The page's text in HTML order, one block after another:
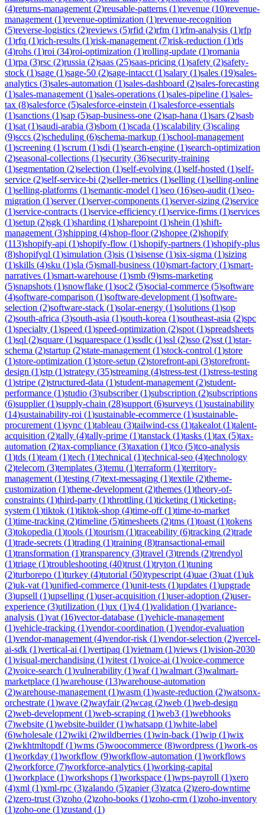
(4)returns-management (2)reusable-patterns (1)revenue (10)revenue-
management (1)revenue-optimization (1)revenue-recognition
(5)reverse-logistics (2)reviews (5)rfid (2)rfm (1)rfm-analysis (1)rfp
(1)rfq (1)rich-results (1)risk-management (7)risk-reduction (1)rls
(4)rohs (1)roi (34)roi-optimization (1)rolling-update (1)romania
(1)rpa (3)rsc (2)russia (2)saas (25)saas-pricing (1)safety (2)safety-
stock (1)sage (1)sage-50 (2)sage-intacct (1)salary (1)sales (19)sales-
analytics (3)sales-automation (1)sales-dashboard (2)sales-forecasting
(1)sales-management (1)sales-operations (1)sales-pipeline (1)sales-
tax (8)salesforce (5)salesforce-einstein (1)salesforce-essentials
(1)sanctions (1)sap (5)sap-business-one (2)sap-hana (1)sars (2)sasb
(1)sat (1)saudi-arabia (3)sbom (1)scada (1)scalability (3)scaling
(9)sccs (2)scheduling (6)schema-markup (1)school-management
(1)screening (1)scrum (1)sdi (1)search-engine (1)search-optimization
(2)seasonal-collections (1)security (36)security-training
(1)segmentation (2)selection (1)self-evolving (1)self-hosted (1)self-
service (2)self-service-bi (2)seller-metrics (1)selling (1)selling-online
(1)selling-platforms (1)semantic-model (1)seo (16)seo-audit (1)seo-
migration (1)server(1)server-components (1)server-sizing (2)service
(1)service-contracts (1)service-efficiency (1)service-firms (1)services
(1)setup (2)sgk (1)sharding (1)sharepoint (1)shein (1)shift-
management (3)shipping (4)shop-floor(2)shopee (2)shopify
(113)shopify-api (1)shopify-flow (1)shopify-partners (1)shopify-plus
(8)shopifyql (1)simulation (3)sis (1)sisense (1)six-sigma (1)sizing
(1)skills (4)sku (1)sla (5)small-business (10)smart-factory (1)smart-
narratives (1)smart-warehouse (1)smb (9)sms-marketing
(5)snapshots (1)snowflake (1)soc2 (5)social-commerce (5)software
(4)software-comparison (1)software-development (1)software-
selection (2)software-stack (1)solar-energy (1)solutions (1)sop
(2)south-africa (3)south-asia (1)south-korea (1)southeast-asia (2)spc
(1)specialty (1)speed (1)speed-optimization (2)spot (1)spreadsheets
(1)sql (2)square (1)squarespace (1)ssdlc (1)ssl (2)sso (2)sst (1)star-
schema (2)startup (2)state-management (1)stock-control (1)store
(1)store-optimization (1)store-setup (2)storefront-api (3)storefront-
design (1)stp (1)strategy (35)streaming (4)stress-test (1)stress-testing
(1)stripe (2)structured-data (1)student-management (2)student-
performance (1)studio (3)subscriber(1)subscription (2)subscriptions
(6)supplier(1)supply-chain (28)support (6)surveys (1)sustainability
(14)sustainability-roi (1)sustainable-ecommerce (1)sustainable-
procurement (1)sync (1)tableau (3)tailwind-css (1)takealot (1)talent-
acquisition (2)tally (4)tally-prime (1)tanstack (1)tasks (1)tax (5)tax-
automation (2)tax-compliance (3)taxation (1)tco (5)tco-analysis
(1)tds (1)team (1)tech (1)technical (1)technical-seo (4)technology
(2)telecom (3)templates (3)temu (1)terraform (1)territory-
management (1)testing (7)text-messaging (1)textile (2)theme-
customization (1)theme-development (2)themes (1)theory-of-
constraints (1)third-party (1)throttling (1)ticketing (1)ticketing-
system (1)tiktok (1)tiktok-shop (4)time-off(1)time-to-market
(1)time-tracking (2)timeline (5)timesheets (2)tms (1)toast (1)tokens
(3)tokopedia (1)tools (1)tourism (1)traceability (6)tracking (2)trade
(1)trade-secrets (1)trading (1)training (8)transactional-email
(1)transformation (1)transparency (3)travel (3)trends (2)trendyol
(1)triage (1)troubleshooting (40)trust (1)tryton (1)tuning
(2)turborepo (1)turkey (4)tutorial (50)typescript (4)uae (3)uat (1)uk
(2)uk-vat (1)unified-commerce (1)unit-tests (1)updates (1)upgrade
(3)upsell (1)upselling (1)user-acquisition (1)user-adoption (2)user-
experience (3)utilization (1)ux (1)v4 (1)validation (1)variance-
analysis (1)vat (16)vector-database (1)vehicle-management
(1)vehicle-tracking (1)vendor-coordination (1)vendor-evaluation
(1)vendor-management (4)vendor-risk (1)vendor-selection (2)vercel-
ai-sdk (1)vertical-ai (1)vertipaq (1)vietnam (1)views (1)vision-2030
(1)visual-merchandising (1)vitest (1)voice-ai (1)voice-commerce
(2)voice-search (1)vulnerability (1)waf(1)walmart (3)walmart-
marketplace (1)warehouse (13)warehouse-automation
(2)warehouse-management (1)wasm (1)waste-reduction (2)watsonx-
orchestrate (1)wave (2)wayfair(2)wcag (2)web (1)web-design
(2)web-development (1)web-scraping (1)web3 (1)webhooks
(7)website (1)website-builder(1)whatsapp (1)white-label
(6)wholesale (12)wiki (2)wildberries (1)win-back (1)wip (1)wix
(2)wkhtmltopdf(1)wms (5)woocommerce (8)wordpress (1)work-os
(1)workday (1)workflow (9)workflow-automation (1)workflows
(2)workforce (7)workforce-analytics (1)working-capital
(1)workplace (1)workshops (1)workspace (1)wps-payroll (1)xero
(4)xml (1)xml-rpc (3)zalando (5)zapier(3)zatca (2)zero-downtime
(2)zero-trust (3)zoho (2)zoho-books (1)zoho-crm (1)zoho-inventory
(1)zoho-one (1)zustand (1)